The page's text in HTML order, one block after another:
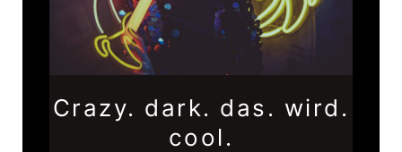
Crazy. dark. das. wird.
cool.